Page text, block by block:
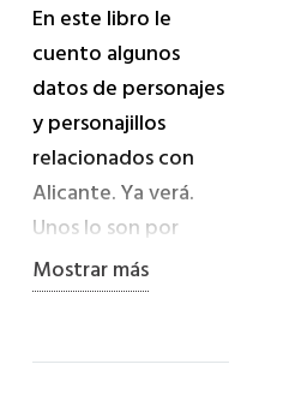
En este libro le
cuento algunos
datos de personajes
y personajillos
relacionados con
Alicante. Ya verá.
Unos lo son por
nacimiento, otros
son alicantinos de
vinieron a Alicante
Mostrar más